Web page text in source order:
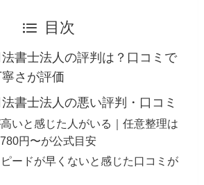
目次
書士法人の評判は？口コミで
さが評価
書士法人の悪い評判・口コミ
いと感じた人がいる｜任意整理は
円〜が公式目安
ードが早くないと感じた口コミが